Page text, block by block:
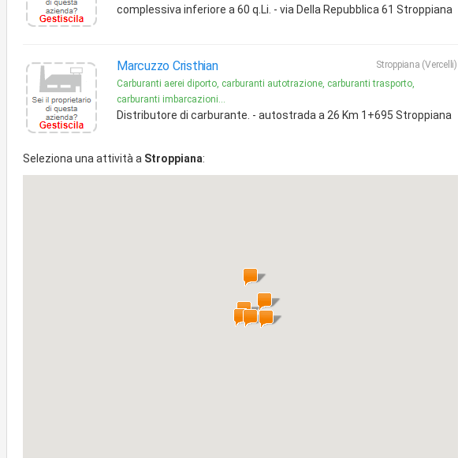
complessiva inferiore a 60 q.Li. - via Della Repubblica 61 Stroppiana
Marcuzzo Cristhian
Stroppiana (Vercelli)
Carburanti aerei diporto, carburanti autotrazione, carburanti trasporto,
carburanti imbarcazioni...
Distributore di carburante. - autostrada a 26 Km 1+695 Stroppiana
Seleziona una attività a Stroppiana: